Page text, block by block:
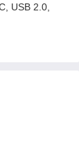
USB 2.0,